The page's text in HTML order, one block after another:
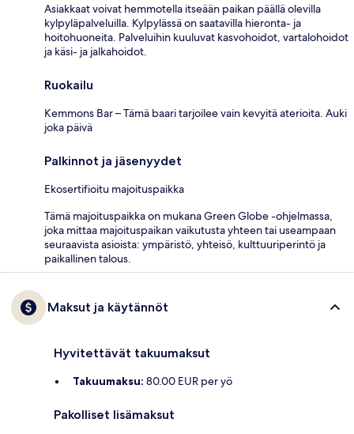
Asiakkaat voivat hemmotella itseään paikan päällä olevilla
kylpyläpalveluilla. Kylpylässä on saatavilla hieronta- ja
hoitohuoneita. Palveluihin kuuluvat kasvohoidot, vartalohoidot
ja käsi- ja jalkahoidot.
Ruokailu
Kemmons Bar – Tämä baari tarjoilee vain kevyitä aterioita. Auki
joka päivä
Palkinnot ja jäsenyydet
Ekosertifioitu majoituspaikka
Tämä majoituspaikka on mukana Green Globe -ohjelmassa,
joka mittaa majoituspaikan vaikutusta yhteen tai useampaan
seuraavista asioista: ympäristö, yhteisö, kulttuuriperintö ja
paikallinen talous.
Maksut ja käytännöt
Hyvitettävät takuumaksut
Takuumaksu: 80.00 EUR per yö
Pakolliset lisämaksut